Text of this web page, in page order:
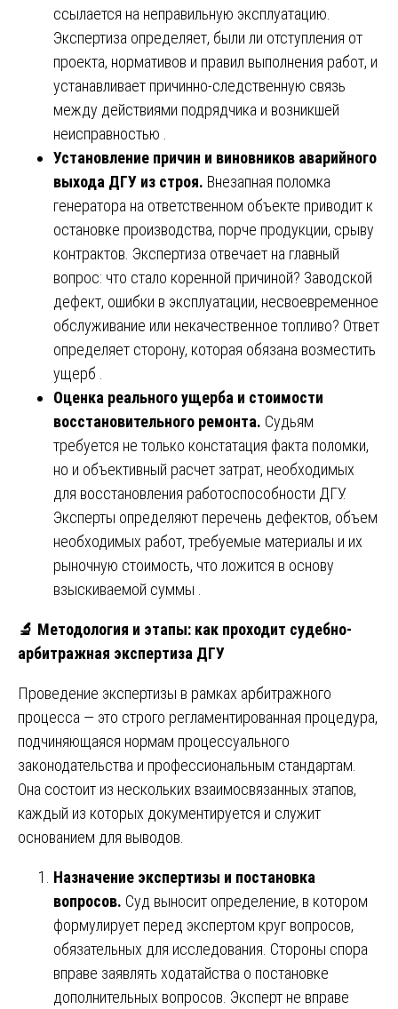
ссылается на неправильную эксплуатацию.
Экспертиза определяет, были ли отступления от
проекта, нормативов и правил выполнения работ, и
устанавливает причинно-следственную связь
между действиями подрядчика и возникшей
неисправностью .
Установление причин и виновников аварийного
выхода ДГУ из строя. Внезапная поломка
генератора на ответственном объекте приводит к
остановке производства, порче продукции, срыву
контрактов. Экспертиза отвечает на главный
вопрос: что стало коренной причиной? Заводской
дефект, ошибки в эксплуатации, несвоевременное
обслуживание или некачественное топливо? Ответ
определяет сторону, которая обязана возместить
ущерб .
Оценка реального ущерба и стоимости
восстановительного ремонта. Судьям
требуется не только констатация факта поломки,
но и объективный расчет затрат, необходимых
для восстановления работоспособности ДГУ.
Эксперты определяют перечень дефектов, объем
необходимых работ, требуемые материалы и их
рыночную стоимость, что ложится в основу
взыскиваемой суммы .
🔬 Методология и этапы: как проходит судебно-
арбитражная экспертиза ДГУ
Проведение экспертизы в рамках арбитражного
процесса — это строго регламентированная процедура,
подчиняющаяся нормам процессуального
законодательства и профессиональным стандартам.
Она состоит из нескольких взаимосвязанных этапов,
каждый из которых документируется и служит
основанием для выводов.
Назначение экспертизы и постановка
вопросов. Суд выносит определение, в котором
формулирует перед экспертом круг вопросов,
обязательных для исследования. Стороны спора
вправе заявлять ходатайства о постановке
дополнительных вопросов. Эксперт не вправе